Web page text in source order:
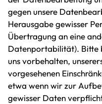
gegen unsere
Herausgabe gewisser
Übertragung an eine
Datenportabilität). Bitte
uns vorbehalten,
vorgesehenen
etwa wenn wir zur
gewisser Daten